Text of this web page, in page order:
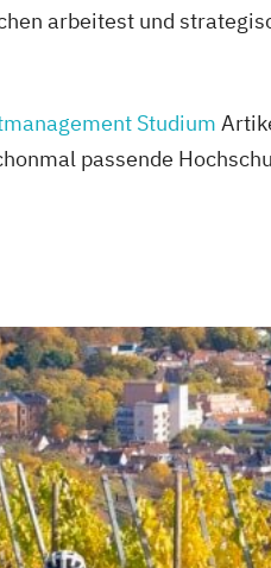
arbeitest und
Studium
passende